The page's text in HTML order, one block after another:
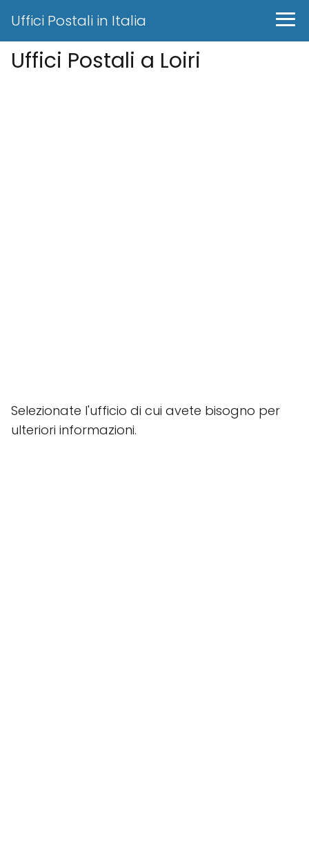
Uffici Postali in Italia
Uffici Postali a Loiri
Selezionate l'ufficio di cui avete bisogno per
ulteriori informazioni.